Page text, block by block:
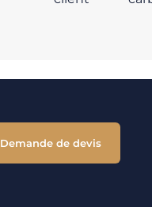
Demande de devis